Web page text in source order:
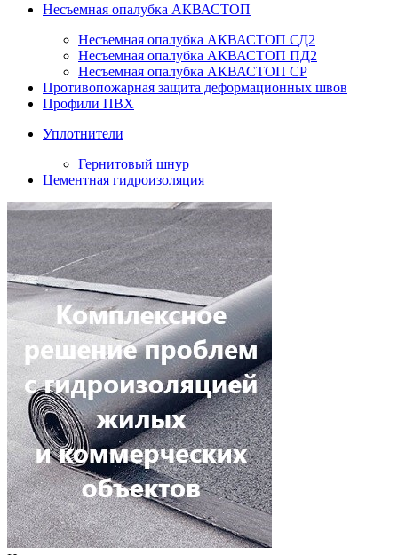
Несъемная опалубка АКВАСТОП
Несъемная опалубка АКВАСТОП СД2
Несъемная опалубка АКВАСТОП ПД2
Несъемная опалубка АКВАСТОП СР
Противопожарная защита деформационных швов
Профили ПВХ
Уплотнители
Гернитовый шнур
Цементная гидроизоляция